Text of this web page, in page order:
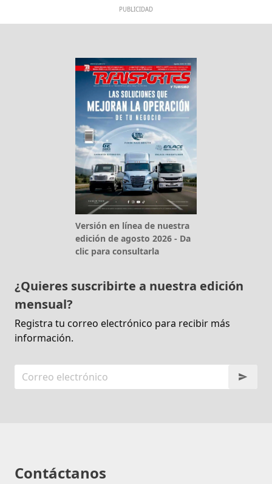
PUBLICIDAD
Versión en línea de nuestra
edición de agosto 2026 - Da
clic para consultarla
¿Quieres suscribirte a nuestra edición
mensual?
Registra tu correo electrónico para recibir más
información.
Contáctanos